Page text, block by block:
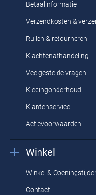
Betaalinformatie
Verzendkosten &
Ruilen & retourneren
Klachtenafhandeling
Veelgestelde vragen
Kledingonderhoud
Klantenservice
Actievoorwaarden
Winkel
Winkel &
Contact